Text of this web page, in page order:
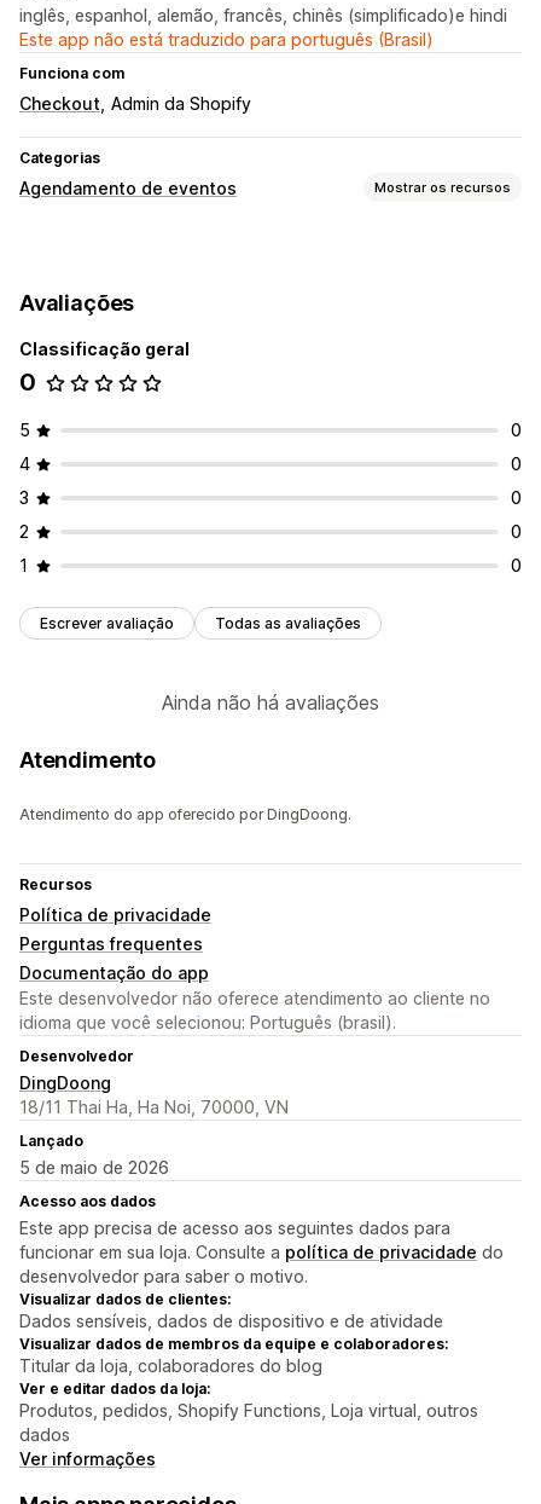
inglês, espanhol, alemão, francês, chinês (simplificado)e hindi
Este app não está traduzido para português (Brasil)
Funciona com
Checkout Admin da Shopify
Categorias
Agendamento de eventos Mostrar os recursos
Eventos personalizados
Gestão de reservas
Calendário Agendamento
Atualizações em tempo real
Em vários idiomas
Depósitos
Páginas de reservas Widget de calendário
Avaliações
Classificação geral
0
5
0
4
0
3
0
2
0
1
0
Escrever avaliação Todas as avaliações
Ainda não há avaliações
Atendimento
Atendimento do app oferecido por DingDoong.
Recursos
Política de privacidade
Perguntas frequentes
Documentação do app
Este desenvolvedor não oferece atendimento ao cliente no
idioma que você selecionou: Português (brasil).
Desenvolvedor
DingDoong
18/11 Thai Ha, Ha Noi, 70000, VN
Lançado
5 de maio de 2026
Acesso aos dados
Este app precisa de acesso aos seguintes dados para
funcionar em sua loja. Consulte a política de privacidade do
desenvolvedor para saber o motivo.
Visualizar dados de clientes:
Dados sensíveis, dados de dispositivo e de atividade
Visualizar dados de membros da equipe e colaboradores:
Titular da loja, colaboradores do blog
Ver e editar dados da loja:
Produtos, pedidos, Shopify Functions, Loja virtual, outros
dados
Ver informações